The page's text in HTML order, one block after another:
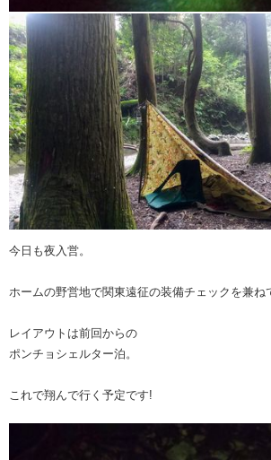
今日も夜入営。
ホームの野営地で関東遠征の装備チェックを兼ね
レイアウトは前回からの
ポンチョシェルター泊。
これで翔んで行く予定です!